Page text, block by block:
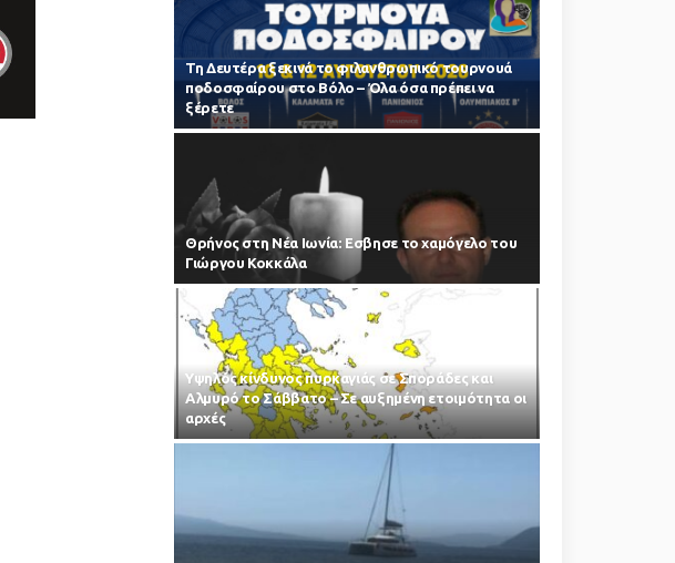
Τη Δευτέρα ξεκινά το φιλανθρωπικό τουρνουά
ποδοσφαίρου στο Βόλο – Όλα όσα πρέπει να
ξέρετε
Θρήνος στη Νέα Ιωνία: Εσβησε το χαμόγελο του
Γιώργου Κοκκάλα
Υψηλός κίνδυνος πυρκαγιάς σε Σποράδες και
Αλμυρό το Σάββατο – Σε αυξημένη ετοιμότητα οι
αρχές